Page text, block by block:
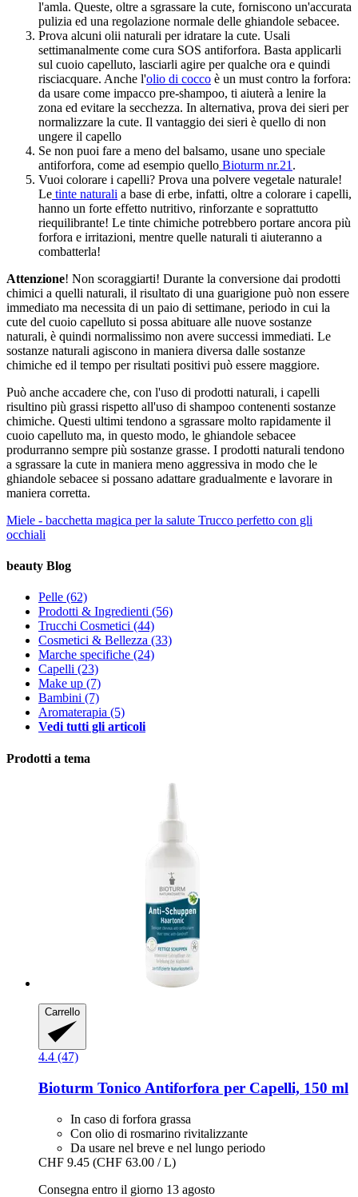
l'amla. Queste, oltre a sgrassare la cute, forniscono un'accurata
pulizia ed una regolazione normale delle ghiandole sebacee.
Prova alcuni olii naturali per idratare la cute. Usali
settimanalmente come cura SOS antiforfora. Basta applicarli
sul cuoio capelluto, lasciarli agire per qualche ora e quindi
risciacquare. Anche l'olio di cocco è un must contro la forfora:
da usare come impacco pre-shampoo, ti aiuterà a lenire la
zona ed evitare la secchezza. In alternativa, prova dei sieri per
normalizzare la cute. Il vantaggio dei sieri è quello di non
ungere il capello
Se non puoi fare a meno del balsamo, usane uno speciale
antiforfora, come ad esempio quello Bioturm nr.21 .
Vuoi colorare i capelli? Prova una polvere vegetale naturale!
Le tinte naturali a base di erbe, infatti, oltre a colorare i capelli,
hanno un forte effetto nutritivo, rinforzante e soprattutto
riequilibrante! Le tinte chimiche potrebbero portare ancora più
forfora e irritazioni, mentre quelle naturali ti aiuteranno a
combatterla!
Attenzione! Non scoraggiarti! Durante la conversione dai prodotti
chimici a quelli naturali, il risultato di una guarigione può non essere
immediato ma necessita di un paio di settimane, periodo in cui la
cute del cuoio capelluto si possa abituare alle nuove sostanze
naturali, è quindi normalissimo non avere successi immediati. Le
sostanze naturali agiscono in maniera diversa dalle sostanze
chimiche ed il tempo per risultati positivi può essere maggiore.
Può anche accadere che, con l'uso di prodotti naturali, i capelli
risultino più grassi rispetto all'uso di shampoo contenenti sostanze
chimiche. Questi ultimi tendono a sgrassare molto rapidamente il
cuoio capelluto ma, in questo modo, le ghiandole sebacee
produrranno sempre più sostanze grasse. I prodotti naturali tendono
a sgrassare la cute in maniera meno aggressiva in modo che le
ghiandole sebacee si possano adattare gradualmente e lavorare in
maniera corretta.
Miele - bacchetta magica per la salute Trucco perfetto con gli
occhiali
beauty Blog
Pelle (62)
Prodotti & Ingredienti (56)
Trucchi Cosmetici (44)
Cosmetici & Bellezza (33)
Marche specifiche (24)
Capelli (23)
Make up (7)
Bambini (7)
Aromaterapia (5)
Vedi tutti gli articoli
Prodotti a tema
Carrello
4.4 (47)
Bioturm Tonico Antiforfora per Capelli, 150 ml
In caso di forfora grassa
Con olio di rosmarino rivitalizzante
Da usare nel breve e nel lungo periodo
CHF 9.45 (CHF 63.00 / L)
Consegna entro il giorno 13 agosto